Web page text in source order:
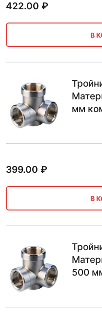
422.00 ₽
В
мм
399.00 ₽
В
500